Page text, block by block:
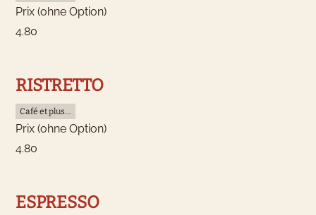
Prix (ohne Option)
4.80
RISTRETTO
Café et plus...
Prix (ohne Option)
4.80
ESPRESSO